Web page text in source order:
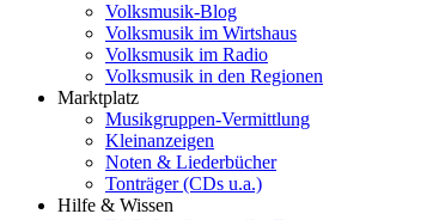
Volksmusik-Blog
Volksmusik im Wirtshaus
Volksmusik im Radio
Volksmusik in den Regionen
Marktplatz
Musikgruppen-Vermittlung
Kleinanzeigen
Noten & Liederbücher
Tonträger (CDs u.a.)
Hilfe & Wissen